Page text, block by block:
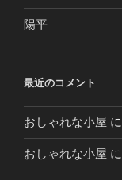
陽平
最近のコメント
おしゃれな小屋 に
おしゃれな小屋 に